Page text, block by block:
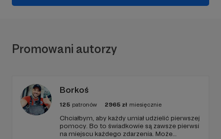
Promowani autorzy
Borkoś
125 patronów 2965 zł miesięcznie
Chciałbym, aby każdy umiał udzielić pierwszej
pomocy. Bo to świadkowie są zawsze pierwsi
na miejscu każdego zdarzenia. Może